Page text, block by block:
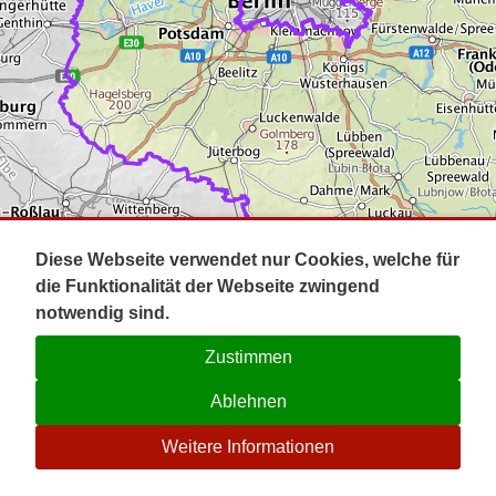
Impressum
Kontakt
☉
Diese Webseite verwendet nur Cookies, welche für
die Funktionalität der Webseite zwingend
notwendig sind.
Zustimmen
Ablehnen
Weitere Informationen